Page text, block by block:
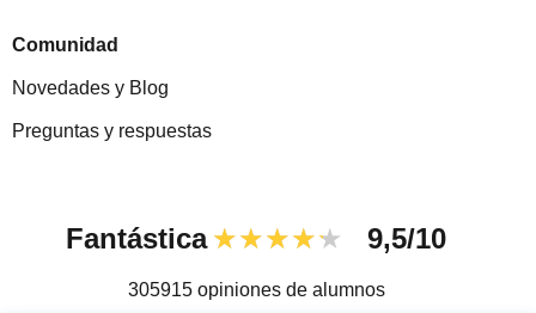
Comunidad
Novedades y Blog
Preguntas y respuestas
Fantástica ★★★★★ 9,5/10
305915 opiniones de alumnos